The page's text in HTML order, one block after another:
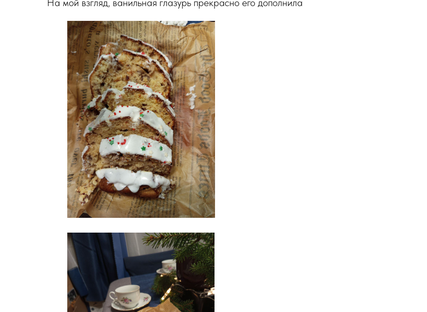
На мой взгляд, ванильная глазурь прекрасно его дополнила